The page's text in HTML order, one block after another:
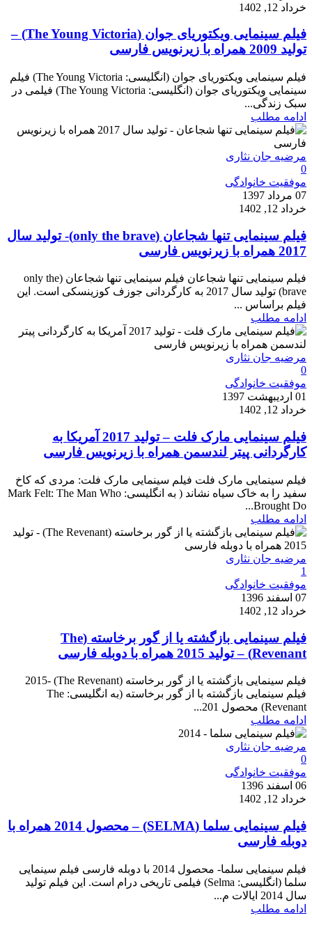
خرداد 12, 1402
فیلم سینمایی ویکتوریای جوان (The Young Victoria) –
تولید 2009 همراه با زیرنویس فارسی
فیلم سینمایی ویکتوریای جوان (انگلیسی: The Young Victoria) فیلم
سینمایی ویکتوریای جوان (انگلیسی: The Young Victoria) فیلمی در
سبک زندگی‌...
ادامه مطلب
مرضیه جان نثاری
0
موفقیت خانوادگی
07 مرداد 1397
خرداد 12, 1402
فیلم سینمایی تنها شجاعان (only the brave)- تولید سال
2017 همراه با زیرنویس فارسی
فیلم سینمایی تنها شجاعان فیلم سینمایی تنها شجاعان (only the
brave) تولید سال 2017 به کارگردانی جوزف کوزینسکی است. این
فیلم براساس ...
ادامه مطلب
مرضیه جان نثاری
0
موفقیت خانوادگی
01 اردیبهشت 1397
خرداد 12, 1402
فیلم سینمایی مارک فلت – تولید 2017 آمریکا به
کارگردانی پیتر لندسمن همراه با زیرنویس فارسی
فیلم سینمایی مارک فلت فیلم سینمایی مارک فلت: مردی که کاخ
سفید را به خاک سیاه نشاند ( به انگلیسی: Mark Felt: The Man Who
Brought Do...
ادامه مطلب
مرضیه جان نثاری
1
موفقیت خانوادگی
07 اسفند 1396
خرداد 12, 1402
فیلم سینمایی بازگشته یا از گور برخاسته (The
Revenant) – تولید 2015 همراه با دوبله فارسی
فیلم سینمایی بازگشته یا از گور برخاسته (The Revenant) -2015
فیلم سینمایی بازگشته با از گور برخاسته (به انگلیسی: The
Revenant) محصول 201...
ادامه مطلب
مرضیه جان نثاری
0
موفقیت خانوادگی
06 اسفند 1396
خرداد 12, 1402
فیلم سینمایی سلما (SELMA) – محصول 2014 همراه با
دوبله فارسی
فیلم سینمایی سلما- محصول 2014 با دوبله فارسی فیلم سینمایی
سلما (انگلیسی: Selma) فیلمی تاریخی درام است. این فیلم تولید
سال 2014 ایالات م...
ادامه مطلب